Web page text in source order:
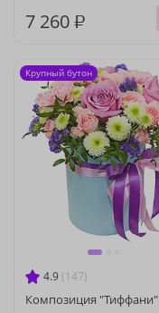
7 260 ₽
4.9 (147)
Композиция "Тиффани"
Крупный бутон